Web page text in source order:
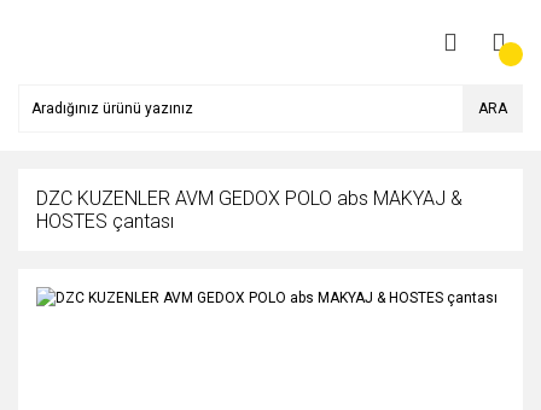
ARA
DZC KUZENLER AVM GEDOX POLO abs MAKYAJ &
HOSTES çantası